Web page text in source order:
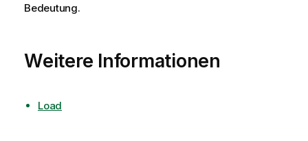
Bedeutung.
Weitere Informationen
Load